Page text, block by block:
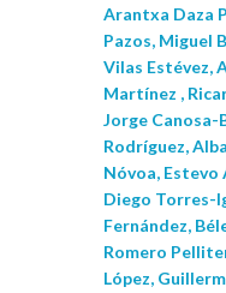
Arantxa Daza
Pazos, Miguel
Vilas Estévez,
Martínez ,
Jorge Canosa-
Rodríguez,
Nóvoa, Estevo
Diego Torres-
Fernández,
Romero
López,